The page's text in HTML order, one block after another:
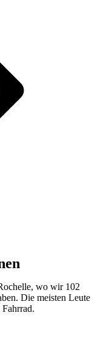
wo wir 102
Die meisten Leute